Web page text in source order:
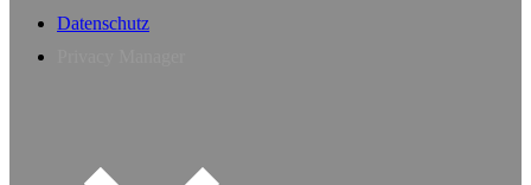
Datenschutz